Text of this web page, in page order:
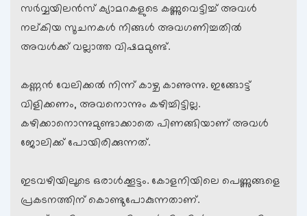
സര്‍വ്വയിലന്‍സ് ക്യാമറകളുടെ കണ്ണുവെട്ടിച്ച് അവള്‍
നല്കിയ സൂചനകള്‍ നിങ്ങള്‍ അവഗണിച്ചതില്‍
അവള്‍ക്ക് വല്ലാത്ത വിഷമമുണ്ട്.
കണ്ണന്‍ വേലിക്കല്‍ നിന്ന് കാഴ്ച കാണുന്നു. ഇങ്ങോട്ട്
വിളിക്കണം, അവനൊന്നും കഴിച്ചിട്ടില്ല.
കഴിക്കാനൊന്നുമുണ്ടാക്കാതെ പിണങ്ങിയാണ് അവള്‍
ജോലിക്ക് പോയിരിക്കുന്നത്.
ഇടവഴിയിലൂടെ ഒരാള്‍ക്കൂട്ടം. കോളനിയിലെ പെണ്ണുങ്ങളെ
പ്രകടനത്തിന് കൊണ്ടുപോകുന്നതാണ്.